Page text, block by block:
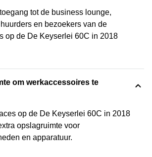
tot de business lounge,
en bezoekers van de
op de De Keyserlei 60C in 2018
om werkaccessoires te
op de De Keyserlei 60C in 2018
opslagruimte voor
en apparatuur.